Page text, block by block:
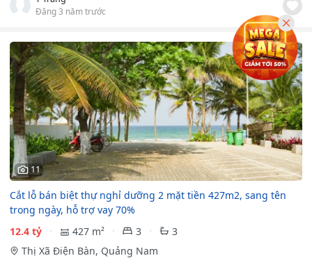
Đăng 3 năm trước
11
Cắt lỗ bán biệt thự nghỉ dưỡng 2 mặt tiền 427m2, sang tên
trong ngày, hỗ trợ vay 70%
12.4 tỷ
427 m² 3
3
Thị Xã Điện Bàn, Quảng Nam